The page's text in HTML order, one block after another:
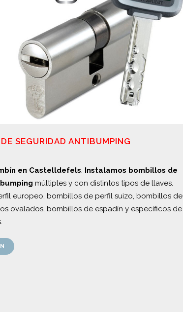
SEGURIDAD ANTIBUMPING
en Castelldefels. Instalamos bombillos de
múltiples y con distintos tipos de llaves.
europeo, bombillos de perfil suizo, bombillos de
ovalados, bombillos de espadín y específicos de